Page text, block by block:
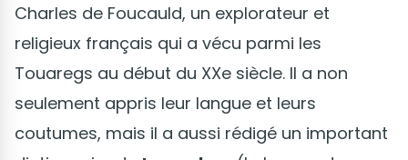
Charles de Foucauld, un explorateur et
religieux français qui a vécu parmi les
Touaregs au début du XXe siècle. Il a non
seulement appris leur langue et leurs
coutumes, mais il a aussi rédigé un important